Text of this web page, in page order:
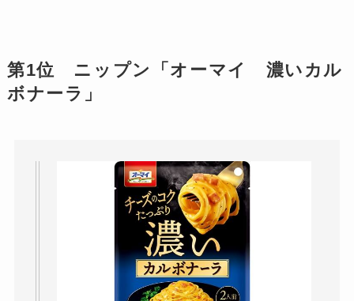
第1位 ニップン「オーマイ 濃いカル
ボナーラ」